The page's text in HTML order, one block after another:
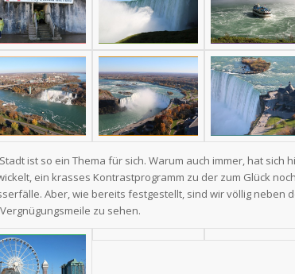
ist so ein Thema für sich. Warum auch immer, hat
ein krasses Kontrastprogramm zu der zum Glück
Aber, wie bereits festgestellt, sind wir völlig neben
zu sehen.